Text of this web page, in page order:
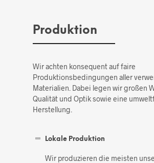
Produktion
Wir achten konsequent auf faire
Produktionsbedingungen aller
Materialien. Dabei legen wir großen
Qualität und Optik sowie eine
Herstellung.
Lokale Produktion
Wir produzieren die meisten